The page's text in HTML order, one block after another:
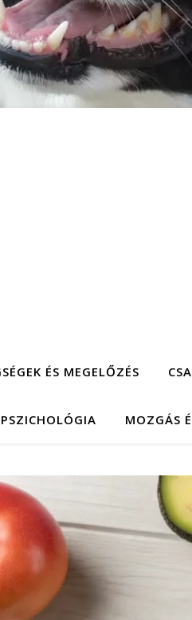
ÉS MEGELŐZÉS
MOZGÁS